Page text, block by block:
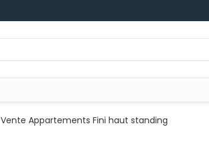
Vente Appartements Fini haut standing